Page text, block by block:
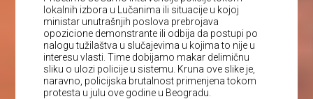
lokalnih izbora u Lučanima ili situacije u kojoj
ministar unutrašnjih poslova prebrojava
opozicione demonstrante ili odbija da postupi po
nalogu tužilaštva u slučajevima u kojima to nije u
interesu vlasti. Time dobijamo makar delimičnu
sliku o ulozi policije u sistemu. Kruna ove slike je,
naravno, policijska brutalnost primenjena tokom
protesta u julu ove godine u Beogradu.